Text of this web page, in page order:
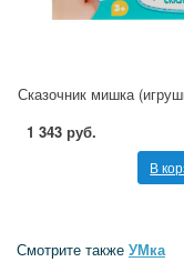
Сказочник мишка
1 343 руб.
В
Смотрите также УМка